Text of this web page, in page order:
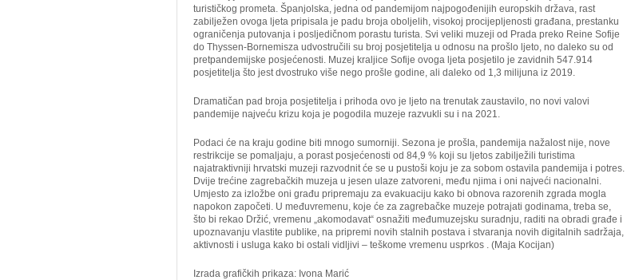
turističkog prometa. Španjolska, jedna od pandemijom najpogođenijih europskih država, rast
zabilježen ovoga ljeta pripisala je padu broja oboljelih, visokoj procijepljenosti građana, prestanku
ograničenja putovanja i posljedičnom porastu turista. Svi veliki muzeji od Prada preko Reine Sofije
do Thyssen-Bornemisza udvostručili su broj posjetitelja u odnosu na prošlo ljeto, no daleko su od
pretpandemijske posjećenosti. Muzej kraljice Sofije ovoga ljeta posjetilo je zavidnih 547.914
posjetitelja što jest dvostruko više nego prošle godine, ali daleko od 1,3 milijuna iz 2019.
Dramatičan pad broja posjetitelja i prihoda ovo je ljeto na trenutak zaustavilo, no novi valovi
pandemije najveću krizu koja je pogodila muzeje razvukli su i na 2021.
Podaci će na kraju godine biti mnogo sumorniji. Sezona je prošla, pandemija nažalost nije, nove
restrikcije se pomaljaju, a porast posjećenosti od 84,9 % koji su ljetos zabilježili turistima
najatraktivniji hrvatski muzeji razvodnit će se u pustoši koju je za sobom ostavila pandemija i potres.
Dvije trećine zagrebačkih muzeja u jesen ulaze zatvoreni, među njima i oni najveći nacionalni.
Umjesto za izložbe oni građu pripremaju za evakuaciju kako bi obnova razorenih zgrada mogla
napokon započeti. U međuvremenu, koje će za zagrebačke muzeje potrajati godinama, treba se,
što bi rekao Držić, vremenu „akomodavat“ osnažiti međumuzejsku suradnju, raditi na obradi građe i
upoznavanju vlastite publike, na pripremi novih stalnih postava i stvaranja novih digitalnih sadržaja,
aktivnosti i usluga kako bi ostali vidljivi – teškome vremenu usprkos . (Maja Kocijan)
Izrada grafičkih prikaza: Ivona Marić